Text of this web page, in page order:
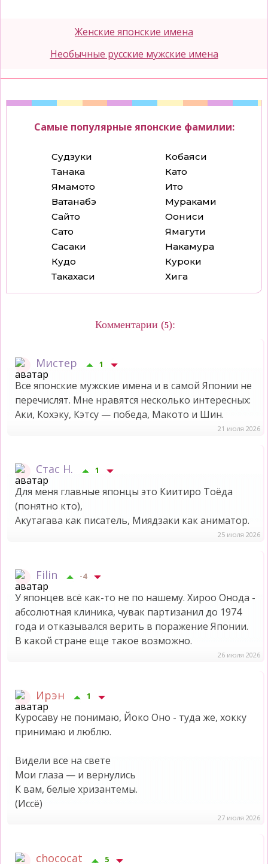
Женские японские имена
Необычные русские мужские имена
Самые популярные японские фамилии:
Судзуки
Танака
Ямамото
Ватанабэ
Сайто
Сато
Сасаки
Кудо
Такахаси
Кобаяси
Като
Ито
Мураками
Оониси
Ямагути
Накамура
Куроки
Хига
Комментарии (5):
Мистер 1
Все японские мужские имена и в самой Японии не
перечислят. Мне нравятся несколько интересных:
Аки, Кохэку, Кэтсу — победа, Макото и Шин.
21 июля 2026
Стас Н. 1
Для меня главные японцы это Киитиро Тоёда
(понятно кто),
Акутагава как писатель, Миядзаки как аниматор.
25 июля 2026
Filin -4
У японцев всё как-то не по нашему. Хироо Онода -
абсолютная клиника, чувак партизанил до 1974
года и отказывался верить в поражение Японии.
В какой стране еще такое возможно.
26 июля 2026
Ирэн 1
Куросаву не понимаю, Йоко Оно - туда же, хокку
принимаю и люблю.
Видели все на свете
Мои глаза — и вернулись
К вам, белые хризантемы.
(Иссё)
27 июля 2026
chococat 5